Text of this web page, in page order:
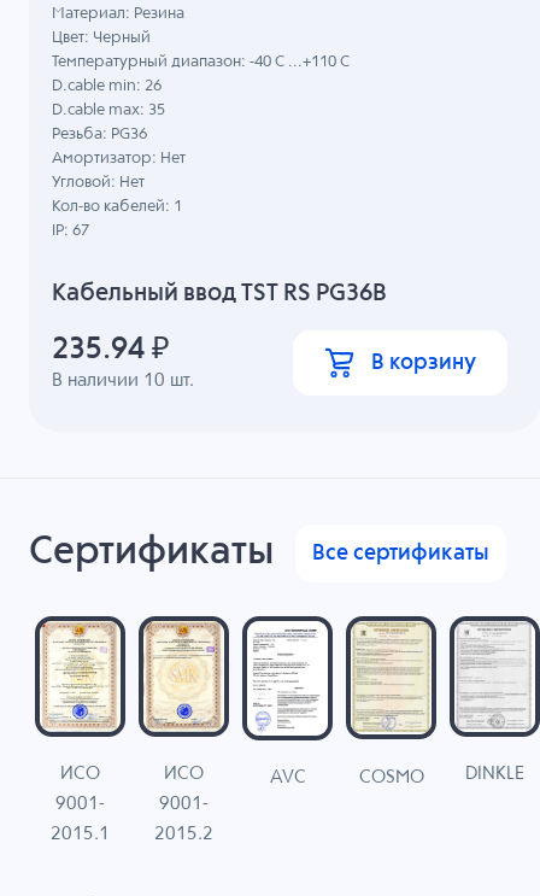
Кабельный ввод TST RS PG36B
В наличии 10 шт.
Материал: Резина
Цвет: Черный
Температурный диапазон: -40 C ...+110 C
D.cable min: 26
D.cable max: 35
Резьба: PG36
Амортизатор: Нет
Угловой: Нет
Кол-во кабелей: 1
IP: 67
235.94 ₽ В корзину
Сертификаты Все сертификаты
ИСО
9001-
2015.1
ИСО
9001-
2015.2
AVC COSMO DINKLE